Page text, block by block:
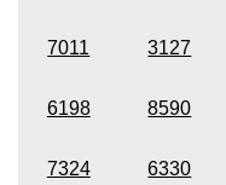
7011 3127
6198 8590
7324 6330